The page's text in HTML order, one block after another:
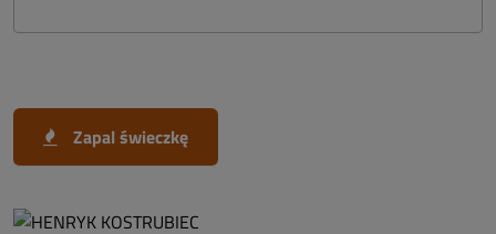
Zapal świeczkę